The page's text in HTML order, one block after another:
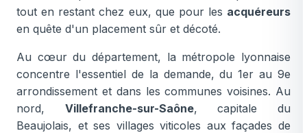
tout en restant chez eux, que pour les acquéreurs
en quête d'un placement sûr et décoté.
Au cœur du département, la métropole lyonnaise
concentre l'essentiel de la demande, du 1er au 9e
arrondissement et dans les communes voisines. Au
nord, Villefranche-sur-Saône, capitale du
Beaujolais, et ses villages viticoles aux façades de